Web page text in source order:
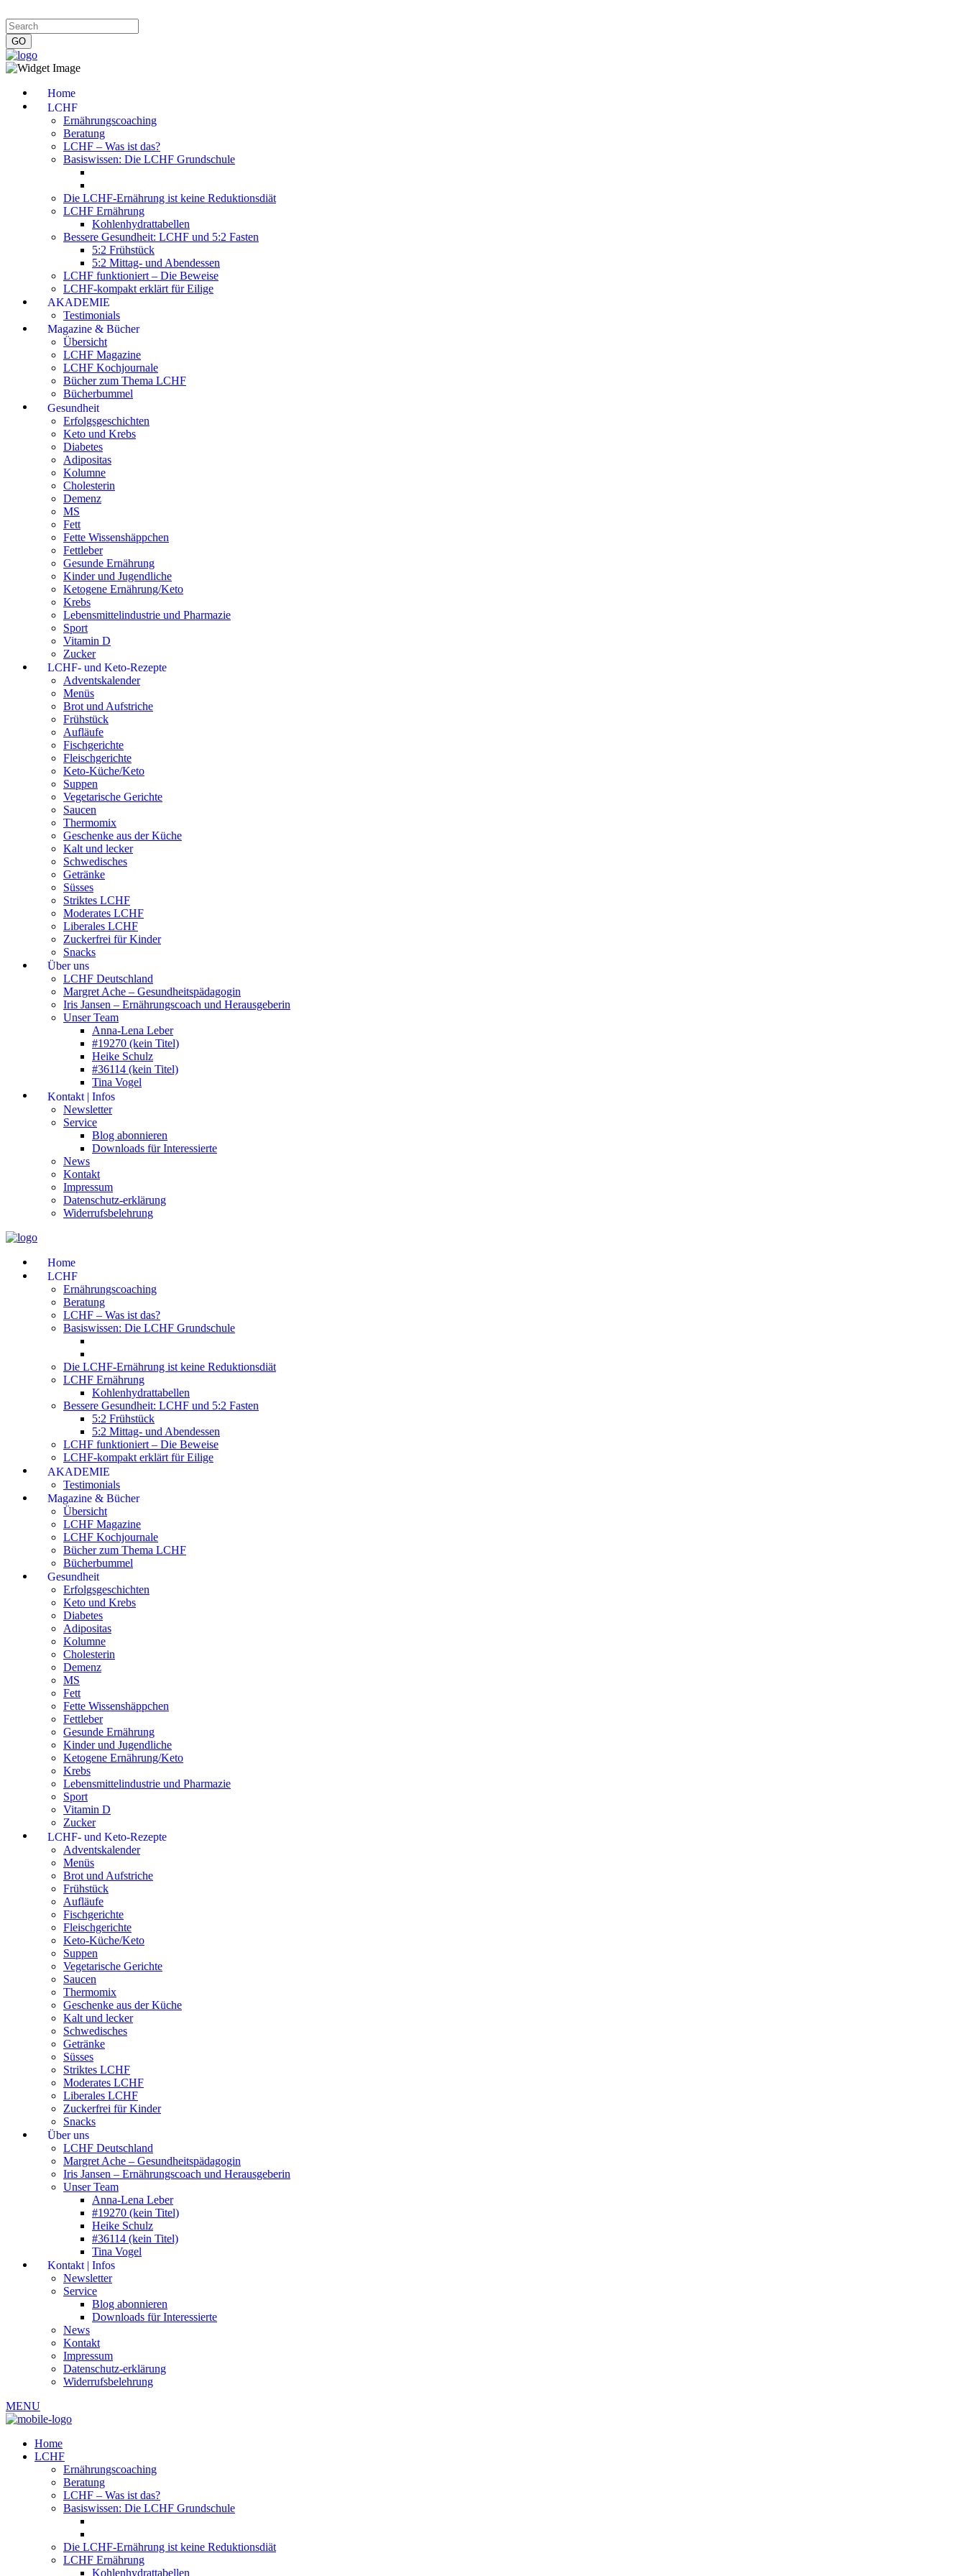
Home
LCHF
Ernährungscoaching
Beratung
LCHF – Was ist das?
Basiswissen: Die LCHF Grundschule
Die LCHF-Ernährung ist keine Reduktionsdiät
LCHF Ernährung
Kohlenhydrattabellen
Bessere Gesundheit: LCHF und 5:2 Fasten
5:2 Frühstück
5:2 Mittag- und Abendessen
LCHF funktioniert – Die Beweise
LCHF-kompakt erklärt für Eilige
AKADEMIE
Testimonials
Magazine & Bücher
Übersicht
LCHF Magazine
LCHF Kochjournale
Bücher zum Thema LCHF
Bücherbummel
Gesundheit
Erfolgsgeschichten
Keto und Krebs
Diabetes
Adipositas
Kolumne
Cholesterin
Demenz
MS
Fett
Fette Wissenshäppchen
Fettleber
Gesunde Ernährung
Kinder und Jugendliche
Ketogene Ernährung/Keto
Krebs
Lebensmittelindustrie und Pharmazie
Sport
Vitamin D
Zucker
LCHF- und Keto-Rezepte
Adventskalender
Menüs
Brot und Aufstriche
Frühstück
Aufläufe
Fischgerichte
Fleischgerichte
Keto-Küche/Keto
Suppen
Vegetarische Gerichte
Saucen
Thermomix
Geschenke aus der Küche
Kalt und lecker
Schwedisches
Getränke
Süsses
Striktes LCHF
Moderates LCHF
Liberales LCHF
Zuckerfrei für Kinder
Snacks
Über uns
LCHF Deutschland
Margret Ache – Gesundheitspädagogin
Iris Jansen – Ernährungscoach und Herausgeberin
Unser Team
Anna-Lena Leber
#19270 (kein Titel)
Heike Schulz
#36114 (kein Titel)
Tina Vogel
Kontakt | Infos
Newsletter
Service
Blog abonnieren
Downloads für Interessierte
News
Kontakt
Impressum
Datenschutz-erklärung
Widerrufsbelehrung
Home
LCHF
Ernährungscoaching
Beratung
LCHF – Was ist das?
Basiswissen: Die LCHF Grundschule
Die LCHF-Ernährung ist keine Reduktionsdiät
LCHF Ernährung
Kohlenhydrattabellen
Bessere Gesundheit: LCHF und 5:2 Fasten
5:2 Frühstück
5:2 Mittag- und Abendessen
LCHF funktioniert – Die Beweise
LCHF-kompakt erklärt für Eilige
AKADEMIE
Testimonials
Magazine & Bücher
Übersicht
LCHF Magazine
LCHF Kochjournale
Bücher zum Thema LCHF
Bücherbummel
Gesundheit
Erfolgsgeschichten
Keto und Krebs
Diabetes
Adipositas
Kolumne
Cholesterin
Demenz
MS
Fett
Fette Wissenshäppchen
Fettleber
Gesunde Ernährung
Kinder und Jugendliche
Ketogene Ernährung/Keto
Krebs
Lebensmittelindustrie und Pharmazie
Sport
Vitamin D
Zucker
LCHF- und Keto-Rezepte
Adventskalender
Menüs
Brot und Aufstriche
Frühstück
Aufläufe
Fischgerichte
Fleischgerichte
Keto-Küche/Keto
Suppen
Vegetarische Gerichte
Saucen
Thermomix
Geschenke aus der Küche
Kalt und lecker
Schwedisches
Getränke
Süsses
Striktes LCHF
Moderates LCHF
Liberales LCHF
Zuckerfrei für Kinder
Snacks
Über uns
LCHF Deutschland
Margret Ache – Gesundheitspädagogin
Iris Jansen – Ernährungscoach und Herausgeberin
Unser Team
Anna-Lena Leber
#19270 (kein Titel)
Heike Schulz
#36114 (kein Titel)
Tina Vogel
Kontakt | Infos
Newsletter
Service
Blog abonnieren
Downloads für Interessierte
News
Kontakt
Impressum
Datenschutz-erklärung
Widerrufsbelehrung
MENU
Home
LCHF
Ernährungscoaching
Beratung
LCHF – Was ist das?
Basiswissen: Die LCHF Grundschule
Die LCHF-Ernährung ist keine Reduktionsdiät
LCHF Ernährung
Kohlenhydrattabellen